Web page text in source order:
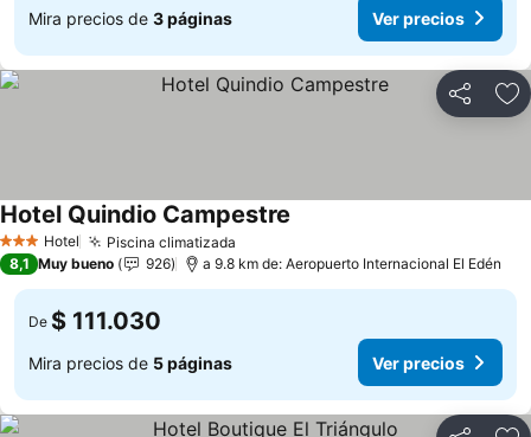
Mira precios de 3 páginas Ver precios
Compartir
3 Estrellas
Hotel Piscina climatizada
Hotel Quindio Campestre
8,1 Muy bueno 926 a 9.8 km de: Aeropuerto Internacional El Edén
De $ 111.030
Mira precios de 5 páginas Ver precios